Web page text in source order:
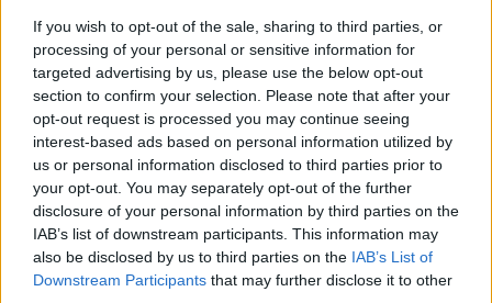
If you wish to opt-out of the sale, sharing to third parties, or
processing of your personal or sensitive information for
targeted advertising by us, please use the below opt-out
section to confirm your selection. Please note that after your
opt-out request is processed you may continue seeing
interest-based ads based on personal information utilized by
us or personal information disclosed to third parties prior to
your opt-out. You may separately opt-out of the further
disclosure of your personal information by third parties on the
IAB’s list of downstream participants. This information may
also be disclosed by us to third parties on the IAB’s List of
Downstream Participants that may further disclose it to other
kormányzottak beleegyezésén nyugszik. Ha
bármikor, bármely Kormányforma
alkalmatlanná válik e célok megvalósítására, a
nép Joga, hogy az ilyen kormányzatot
megváltoztassa vagy eltörölje, és új
Kormányzatot létesítsen, olyan elvekre
alapítva és hatalmát olyan módon szervezve,
amely jobban védi Biztonságát, és jobban
elősegíti Boldogulását.”